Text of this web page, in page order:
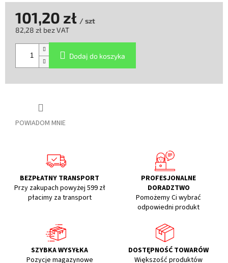
POWIADOM MNIE
101,20 zł / szt
82,28 zł bez VAT
jednostkowa:
Dodaj do koszyka
BEZPŁATNY TRANSPORT
Przy zakupach powyżej 599 zł
płacimy za transport
PROFESJONALNE
DORADZTWO
Pomożemy Ci wybrać
odpowiedni produkt
SZYBKA WYSYŁKA
Pozycje magazynowe
DOSTĘPNOŚĆ TOWARÓW
Większość produktów